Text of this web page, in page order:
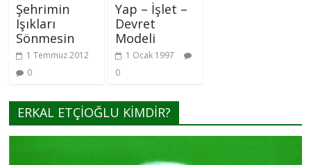
Şehrimin
Işıkları
Sönmesin
1 Temmuz 2012
0
Yap – İşlet –
Devret
Modeli
1 Ocak 1997
0
ERKAL ETÇİOĞLU KİMDİR?